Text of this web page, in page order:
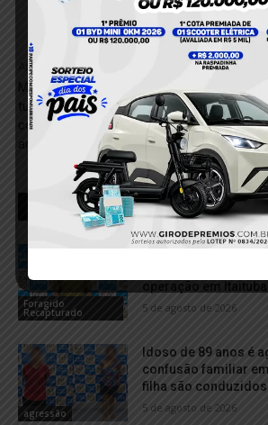
Anterior
Mais de 2 mil casos de
tuberculose foram
confirmados apenas este
Jovem
RELACIONADOS
Foragido
Recapturado
Homem com
capturado pela
operação em Itaituba
5 de agosto de 2026
agressão
Idoso de 89 anos é
confusão familiar
filha são
5 de agosto de 2026